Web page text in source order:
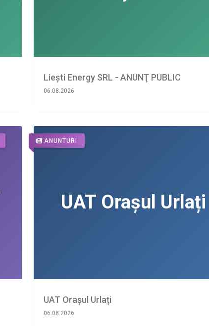
Liești Energy SRL - ANUNŢ PUBLIC
06.08.2026
ANUNTURI
UAT Orașul Urlați
06.08.2026